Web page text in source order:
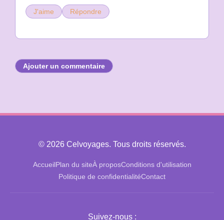
J'aime Répondre
Ajouter un commentaire
© 2026 Celvoyages. Tous droits réservés.
AccueilPlan du siteÀ proposConditions d'utilisation
Politique de confidentialitéContact
Suivez-nous :